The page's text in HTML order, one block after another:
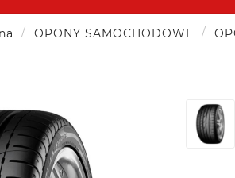
OPONY SAMOCHODOWE